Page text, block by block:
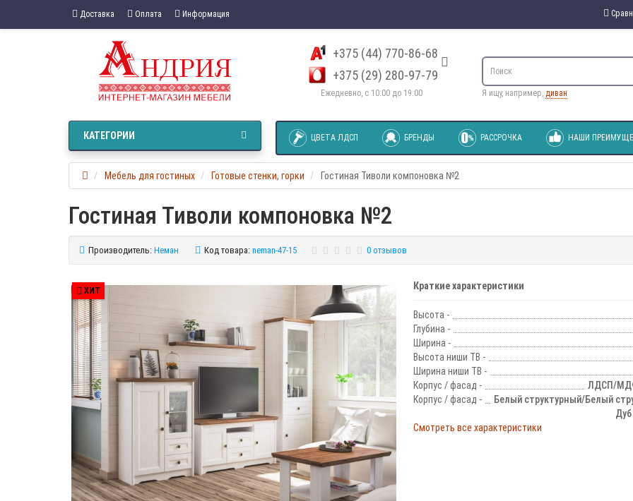
Доставка Оплата Информация
+375 (44) 770-86-68
+375 (29) 280-97-79
Ежедневно, с 10:00 до 19:00 Я ищу, например, диван
ЦВЕТА ЛДСП БРЕНДЫ РАССРОЧКА НАШИ
КАТЕГОРИИ
Мебель для гостиных Готовые стенки, горки Гостиная Тиволи компоновка №2
Гостиная Тиволи компоновка №2
Производитель: Неман Код товара: neman-47-15 0 отзывов
ХИТ Краткие характеристики
Высота -
Глубина -
Ширина -
Высота ниши ТВ -
Ширина ниши ТВ -
Корпус / фасад -
ЛДСП/
Корпус / фасад -
Белый структурный/Белый
Смотреть все характеристики